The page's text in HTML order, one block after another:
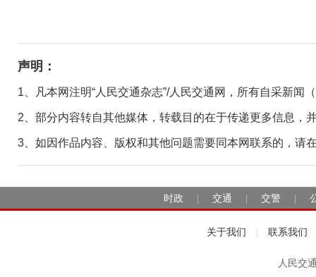
声明：
1、凡本网注明“人民交通杂志”/人民交通网，所有自采新
2、部分内容转自其他媒体，转载目的在于传递更多信息，
3、如因作品内容、版权和其他问题需要同本网联系的，请
时政 交通 交警
关于我们 联系我们
人民交